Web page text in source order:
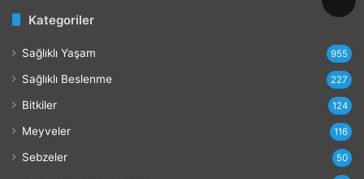
Kategoriler
Sağlıklı Yaşam 955
Sağlıklı Beslenme 227
Bitkiler 124
Meyveler 116
Sebzeler 50